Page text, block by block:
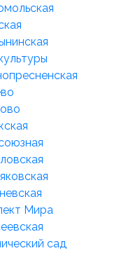
Мира
сад